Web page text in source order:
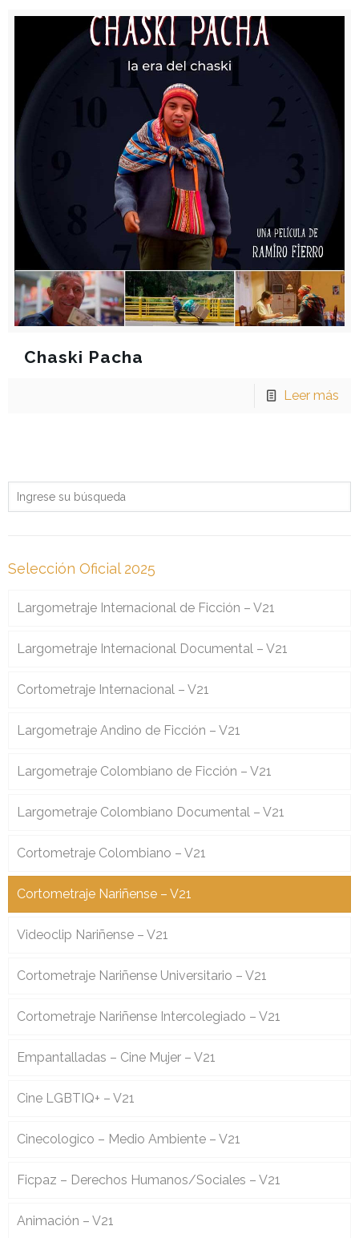
Chaski Pacha
Leer más
Selección Oficial 2025
Largometraje Internacional de Ficción – V21
Largometraje Internacional Documental – V21
Cortometraje Internacional – V21
Largometraje Andino de Ficción – V21
Largometraje Colombiano de Ficción – V21
Largometraje Colombiano Documental – V21
Cortometraje Colombiano – V21
Cortometraje Nariñense – V21
Videoclip Nariñense – V21
Cortometraje Nariñense Universitario – V21
Cortometraje Nariñense Intercolegiado – V21
Empantalladas – Cine Mujer – V21
Cine LGBTIQ+ – V21
Cinecologico – Medio Ambiente – V21
Ficpaz – Derechos Humanos/Sociales – V21
Animación – V21